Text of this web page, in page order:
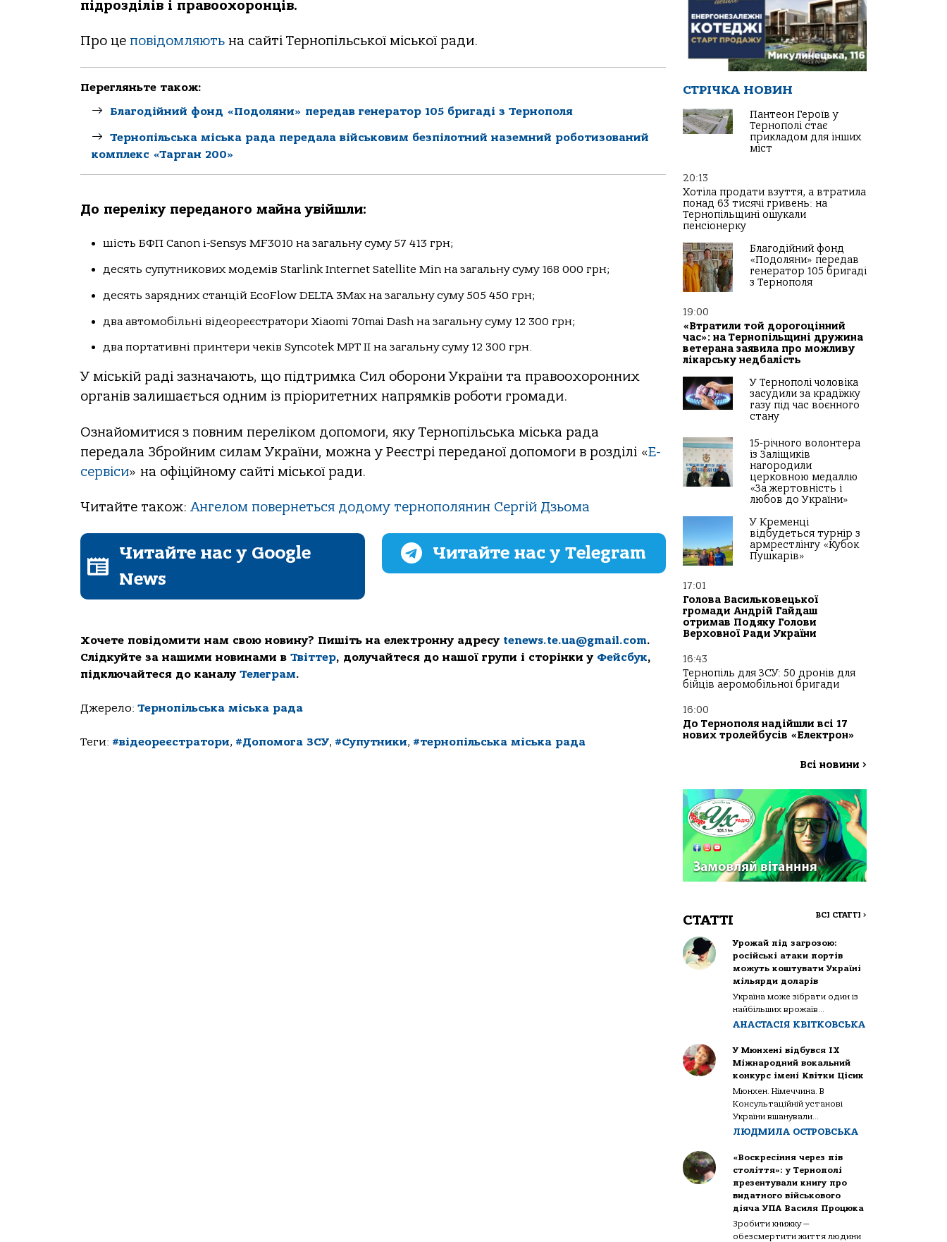
підрозділів і правоохоронців.
Про це повідомляють на сайті Тернопільської міської ради.
Перегляньте також:
Благодійний фонд «Подоляни» передав генератор 105 бригаді з Тернополя
Тернопільська міська рада передала військовим безпілотний наземний роботизований
комплекс «Тарган 200»
До переліку переданого майна увійшли:
шість БФП Canon i-Sensys MF3010 на загальну суму 57 413 грн;
десять супутникових модемів Starlink Internet Satellite Min на загальну суму 168 000 грн;
десять зарядних станцій EcoFlow DELTA 3Max на загальну суму 505 450 грн;
два автомобільні відеореєстратори Xiaomi 70mai Dash на загальну суму 12 300 грн;
два портативні принтери чеків Syncotek МРТ II на загальну суму 12 300 грн.
У міській раді зазначають, що підтримка Сил оборони України та правоохоронних
органів залишається одним із пріоритетних напрямків роботи громади.
Ознайомитися з повним переліком допомоги, яку Тернопільська міська рада
передала Збройним силам України, можна у Реєстрі переданої допомоги в розділі «Е-
сервіси» на офіційному сайті міської ради.
Читайте також: Ангелом повернеться додому тернополянин Сергій Дзьома
Читайте нас у Google
News
Читайте нас у Telegram
Хочете повідомити нам свою новину? Пишіть на електронну адресу tenews.te.ua@gmail.com.
Слідкуйте за нашими новинами в Твіттер, долучайтеся до нашої групи і сторінки у Фейсбук,
підключайтеся до каналу Телеграм.
Джерело: Тернопільська міська рада
Теги: #відеореєстратори, #Допомога ЗСУ, #Супутники, #тернопільська міська рада
СТРІЧКА НОВИН
Пантеон Героїв у
Тернополі стає
прикладом для інших
міст
20:13
Хотіла продати взуття, а втратила
понад 63 тисячі гривень: на
Тернопільщині ошукали
пенсіонерку
Благодійний фонд
«Подоляни» передав
генератор 105 бригаді
з Тернополя
19:00
«Втратили той дорогоцінний
час»: на Тернопільщині дружина
ветерана заявила про можливу
лікарську недбалість
У Тернополі чоловіка
засудили за крадіжку
газу під час воєнного
стану
15-річного волонтера
із Заліщиків
нагородили
церковною медаллю
«За жертовність і
любов до України»
У Кременці
відбудеться турнір з
армрестлінгу «Кубок
Пушкарів»
17:01
Голова Васильковецької
громади Андрій Гайдаш
отримав Подяку Голови
Верховної Ради України
16:43
Тернопіль для ЗСУ: 50 дронів для
бійців аеромобільної бригади
16:00
До Тернополя надійшли всі 17
нових тролейбусів «Електрон»
Всі новини >
СТАТТІ ВСІ СТАТТІ >
Урожай під загрозою:
російські атаки портів
можуть коштувати Україні
мільярди доларів
Україна може зібрати один із
найбільших врожаїв...
АНАСТАСІЯ КВІТКОВСЬКА
У Мюнхені відбувся IX
Міжнародний вокальний
конкурс імені Квітки Цісик
Мюнхен. Німеччина. В
Консультаційній установі
України вшанували...
ЛЮДМИЛА ОСТРОВСЬКА
«Воскресіння через пів
століття»: у Тернополі
презентували книгу про
видатного військового
діяча УПА Василя Процюка
Зробити книжку —
обезсмертити життя людини